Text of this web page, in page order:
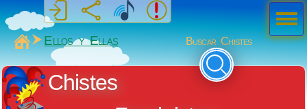
MiSabueso
Ellos y Ellas Buscar Chistes
Chistes
Men
ú